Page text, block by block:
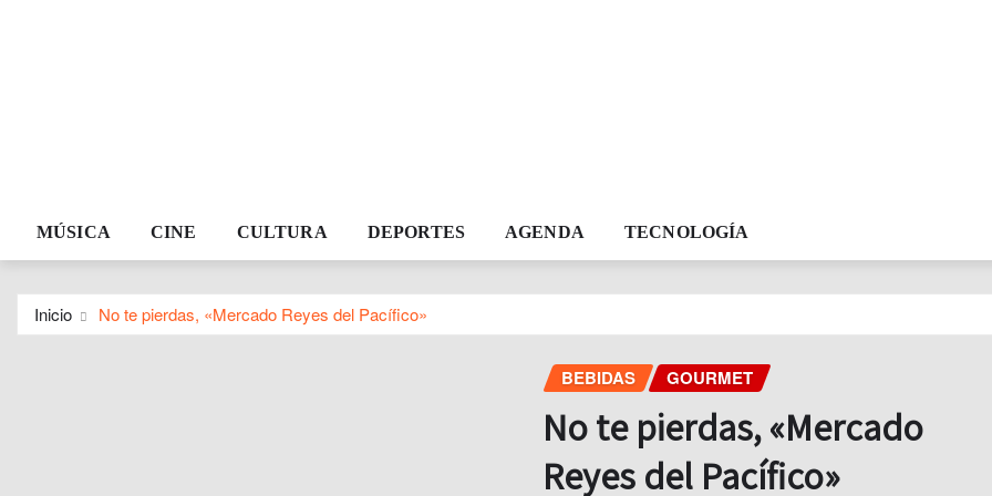
MÚSICA CINE CULTURA DEPORTES AGENDA TECNOLOGÍA
Inicio No te pierdas, «Mercado Reyes del Pacífico»
BEBIDAS GOURMET
No te pierdas, «Mercado
Reyes del Pacífico»